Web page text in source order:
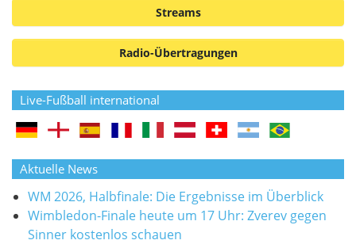
Streams
Radio-Übertragungen
Live-Fußball international
Aktuelle News
WM 2026, Halbfinale: Die Ergebnisse im Überblick
Wimbledon-Finale heute um 17 Uhr: Zverev gegen
Sinner kostenlos schauen